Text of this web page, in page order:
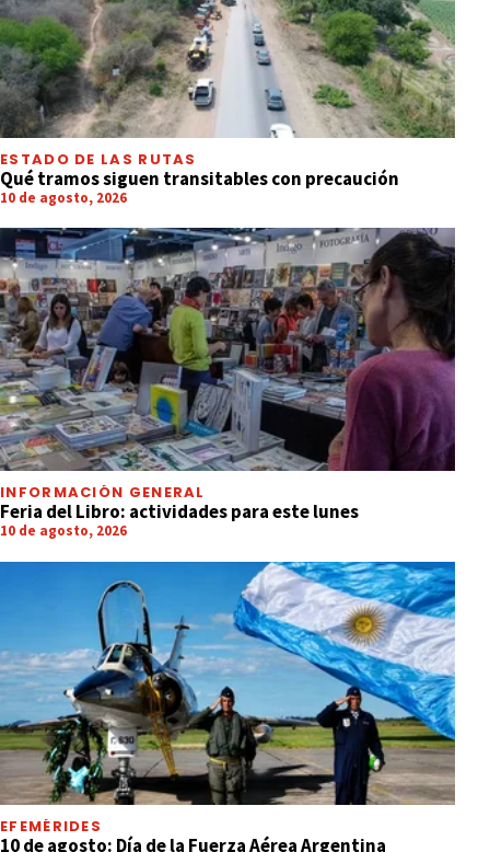
ESTADO DE LAS RUTAS
Qué tramos siguen transitables con precaución
10 de agosto, 2026
INFORMACIÓN GENERAL
Feria del Libro: actividades para este lunes
10 de agosto, 2026
EFEMÉRIDES
10 de agosto: Día de la Fuerza Aérea Argentina